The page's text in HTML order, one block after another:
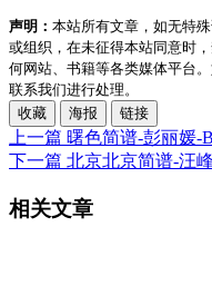
声明： 本站所有文章，如无特
或组织，在未征得本站同意时
何网站、书籍等各类媒体平台
联系我们进行处理。
收藏
海报 链接
上一篇 曙色简谱-彭丽媛-
下一篇 北京北京简谱-汪
相关文章